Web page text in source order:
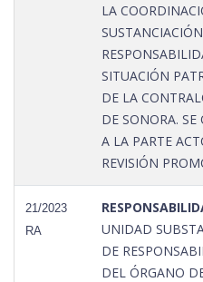
LA
SITUACIÓN
DE LA
DE SONORA. SE
A LA PARTE
REVISIÓN
21/2023
RA
UNIDAD
DE
DEL ÓRGANO